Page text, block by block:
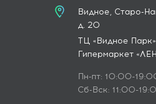
Видное, Старо-
д. 20
ТЦ «Видное
Гипермаркет
Пн-пт: 10:00-
Сб-Вск: 11:00-